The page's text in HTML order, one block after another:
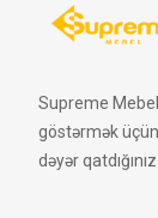
Supreme
göstərmək
dəyər